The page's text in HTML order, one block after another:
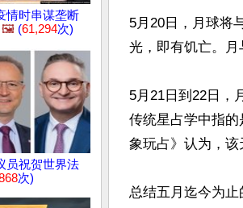
情时串谋垄断
🖼️ (61,294次)
员祝贺世界法
次)
5月20日，月球将
光，即有饥亡。月
5月21日到22日，
传统星占学中指的
象玩占》认为，该
总结五月迄今为